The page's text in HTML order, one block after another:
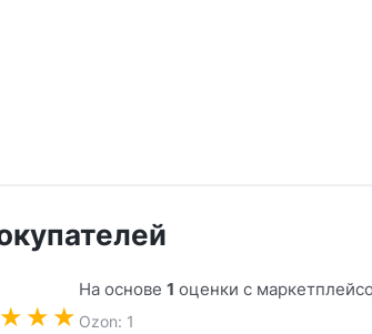
★ ★ ★
На основе 1 оценки с
Ozon: 1